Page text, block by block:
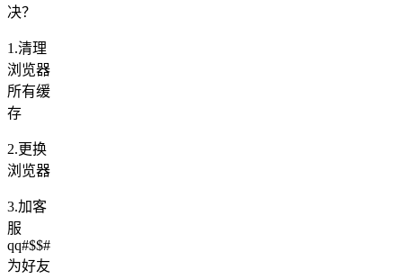
决？
1.清理
浏览器
所有缓
存
2.更换
浏览器
3.加客
服
qq#$$#
为好友